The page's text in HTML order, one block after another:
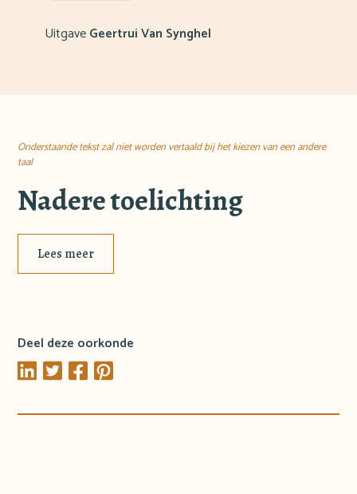
UitgaveGeertrui Van Synghel
Onderstaande tekst zal niet worden vertaald bij het kiezen van een andere
taal
Nadere toelichting
Lees meer
Deel deze oorkonde